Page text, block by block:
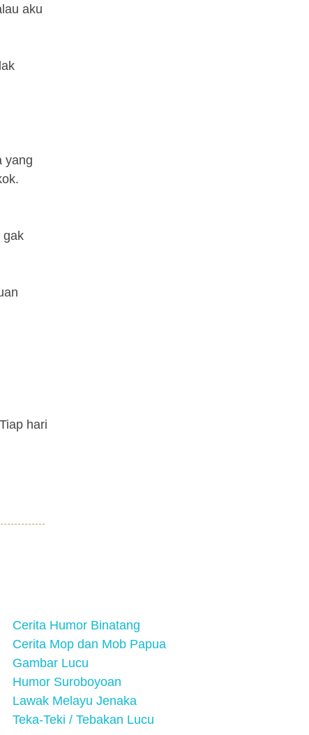
aku
yang
gak
hari
Cerita Humor Binatang
Cerita Mop dan Mob Papua
Gambar Lucu
Humor Suroboyoan
Lawak Melayu Jenaka
Teka-Teki / Tebakan Lucu